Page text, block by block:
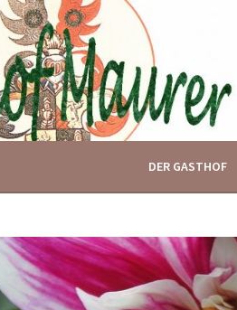
MAURER
IN GLOGGNITZ
DER GASTHOF